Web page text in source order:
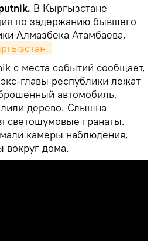
В Кыргызстане
по задержанию бывшего
Алмазбека Атамбаева,
с места событий сообщает,
главы республики лежат
автомобиль,
дерево. Слышна
светошумовые гранаты.
камеры наблюдения,
вокруг дома.